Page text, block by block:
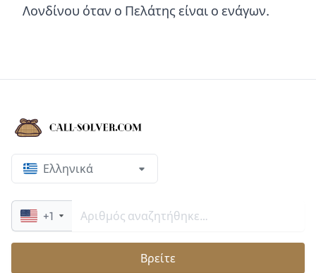
Λονδίνου όταν ο Πελάτης είναι ο ενάγων.
Ελληνικά
+1
Βρείτε